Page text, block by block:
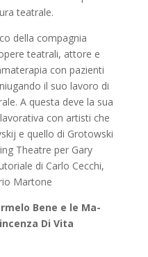
teatrale.
della compagnia
teatrali, attore e
con pazienti
il suo lavoro di
A questa deve la sua
con artisti che
e quello di Grotowski
Theatre per Gary
di Carlo Cecchi,
Martone
Bene e le Ma-
Di Vita